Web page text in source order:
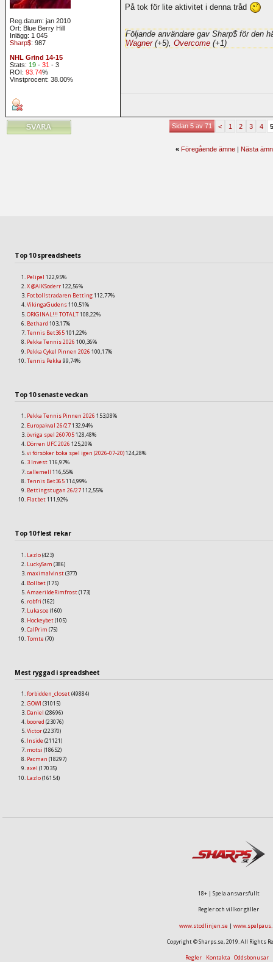
Reg.datum: jan 2010
Ort: Blue Berry Hill
Inlägg: 1 045
Sharp$: 987
NHL Grind 14-15
Stats: 19 - 31 - 3
ROI: 93.74%
Vinstprocent: 38.00%
På tok för lite aktivitet i denna tråd
Följande användare gav Sharp$ för den
Wagner(+5), Overcome (+1)
Sidan 5 av 71 < 1 2 3 4 5
« Föregående ämne| Nästa
Top 10 spreadsheets
Pelipel 122,95%
X @AIKSoderr122,56%
Fotbollstradaren Betting112,77%
VikingaGudens110,51%
ORIGINAL!!! TOTALT108,22%
Bethard 103,17%
Tennis Bet365101,22%
Pekka Tennis 2026 100,36%
Pekka Cykel Pinnen 2026 100,17%
Tennis Pekka 99,74%
Top 10 senaste veckan
Pekka Tennis Pinnen 2026 153,08%
Europakval 26/27132,94%
övriga spel 260705128,48%
Dörren UFC 2026 125,20%
vi försöker boka spel igen (2026-07-20)124,28%
3 Invest116,97%
callemell 116,55%
Tennis Bet365114,99%
Bettingstugan 26/27112,55%
Flatbet111,92%
Top 10 flest rekar
Lazlo(423)
LuckySam (386)
maximalvinst(377)
Bollbet(175)
AmaerildeRimfrost(173)
robfri (162)
Lukasoe (160)
Hockeybet(105)
CalPrim (75)
Tomte (70)
Mest ryggad i spreadsheet
forbidden_closet(49884)
GOWI (31015)
Daniel (28696)
boored (23076)
Victor(22370)
Inside (21121)
motsi (18652)
Pacman (18297)
axel (17035)
Lazlo(16154)
18+ | Spela ansvarsfullt
Regler och villkor gäller
www.stodlinjen.se |
Copyright © Sharps.se, 2019. All Rights
Regler Kontakta Oddsbonusar